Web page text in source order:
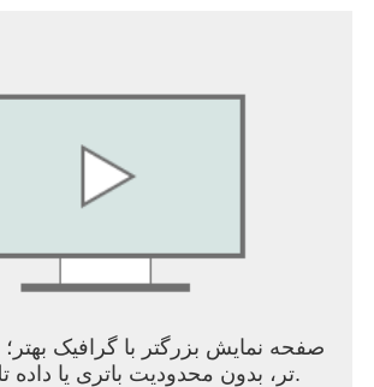
صفحه نمایش بزرگتر با گرافیک
تر، بدون محدودیت باتری یا داده تلفن همراه.